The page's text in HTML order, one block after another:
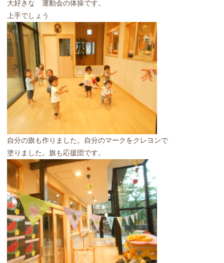
大好きな 運動会の体操です。
上手でしょう
自分の旗も作りました。自分のマークをクレヨンで
塗りました。旗も応援団です。